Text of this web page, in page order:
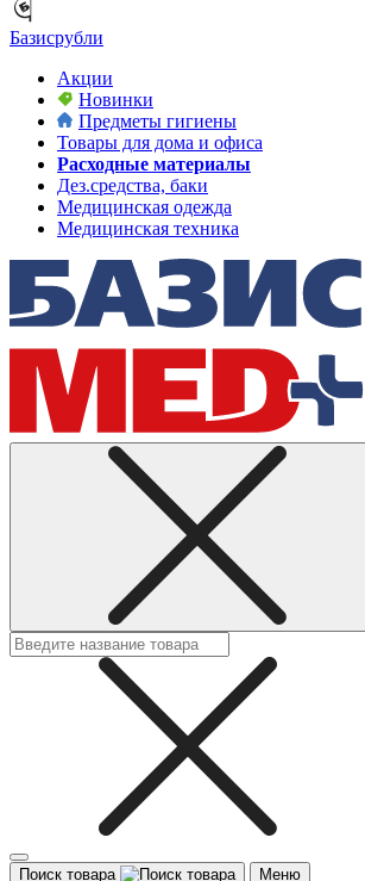
Базисрубли
Акции
Новинки
Предметы гигиены
Товары для дома и офиса
Расходные материалы
Дез.средства, баки
Медицинская одежда
Медицинская техника
Поиск товара Меню